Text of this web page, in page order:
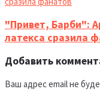
"Привет, Барби":
латекса сразила
Добавить
Ваш адрес email не